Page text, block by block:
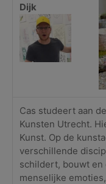
Dijk
Cas studeert aan
Kunsten Utrecht.
Kunst. Op de
verschillende
schildert, bouwt
menselijke